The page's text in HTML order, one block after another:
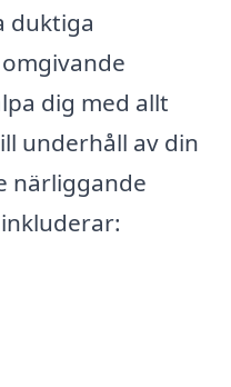
duktiga
dig med allt
underhåll av din
närliggande